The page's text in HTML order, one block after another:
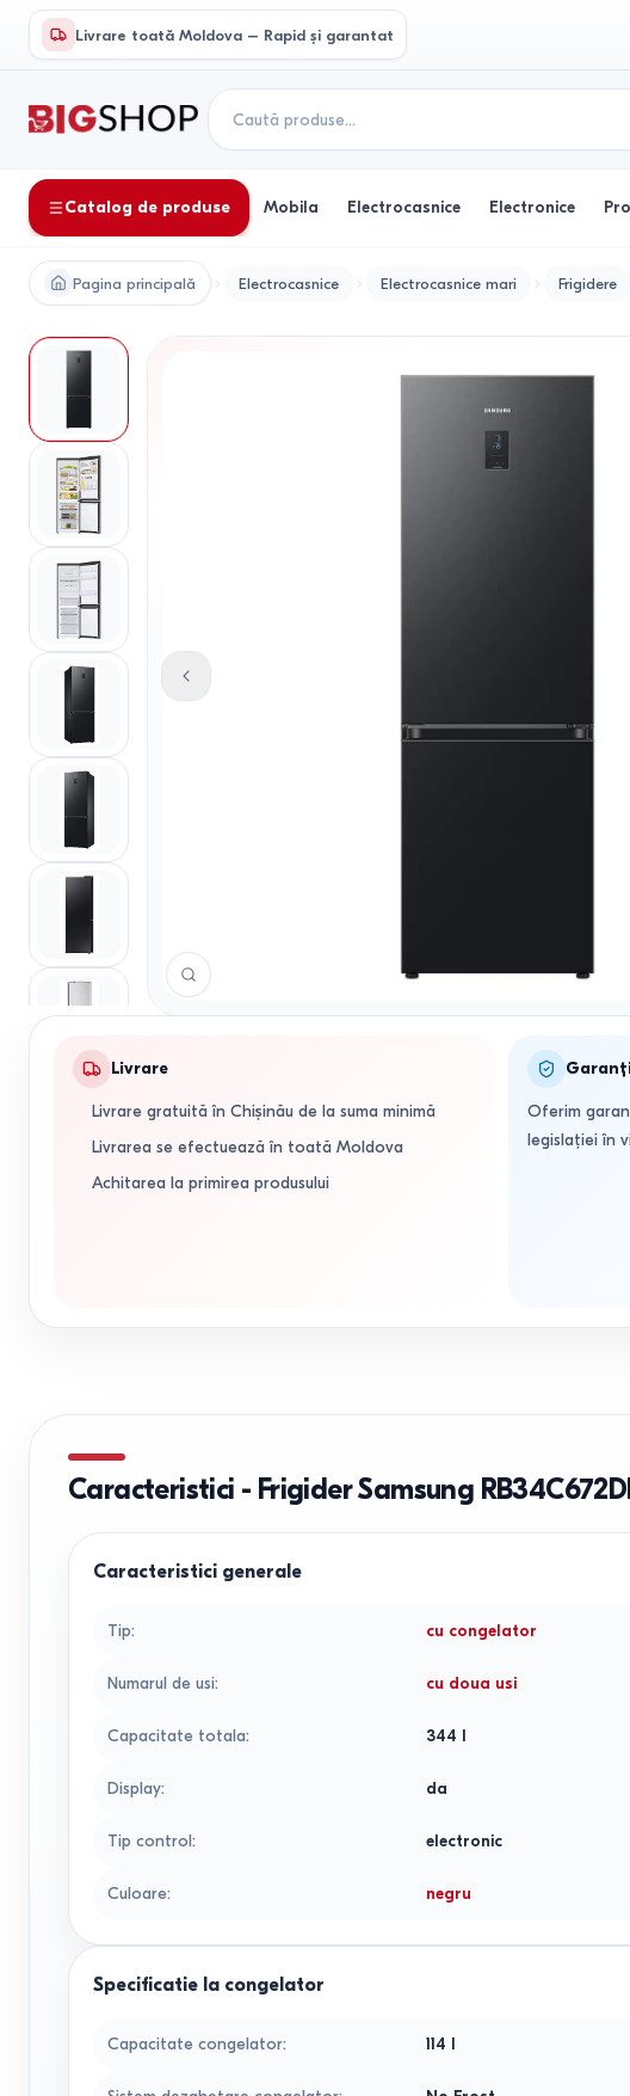
Livrare toată Moldova – Rapid și garantat
Catalog de produse Mobila Electrocasnice Electronice
Pagina principală Electrocasnice Electrocasnice mari Frigidere
Livrare
Livrare gratuită în Chișinău de la suma minimă
Livrarea se efectuează în toată Moldova
Achitarea la primirea produsului
Oferim
legislației în
Caracteristici - Frigider Samsung
Caracteristici generale
Tip: cu congelator
Numarul de usi: cu doua usi
Capacitate totala: 344 l
Display: da
Tip control: electronic
Culoare: negru
Specificatie la congelator
Capacitate congelator: 114 l